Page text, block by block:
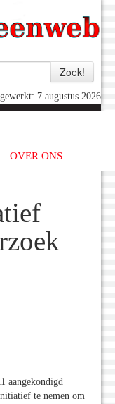
7 augustus 2026
OVER ONS
aangekondigd
te nemen om